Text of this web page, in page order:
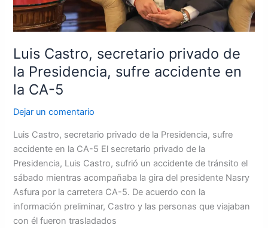
Luis Castro, secretario privado de
la Presidencia, sufre accidente en
la CA-5
Dejar un comentario
Luis Castro, secretario privado de la Presidencia, sufre
accidente en la CA-5 El secretario privado de la
Presidencia, Luis Castro, sufrió un accidente de tránsito el
sábado mientras acompañaba la gira del presidente Nasry
Asfura por la carretera CA-5. De acuerdo con la
información preliminar, Castro y las personas que viajaban
con él fueron trasladados
en
la
5